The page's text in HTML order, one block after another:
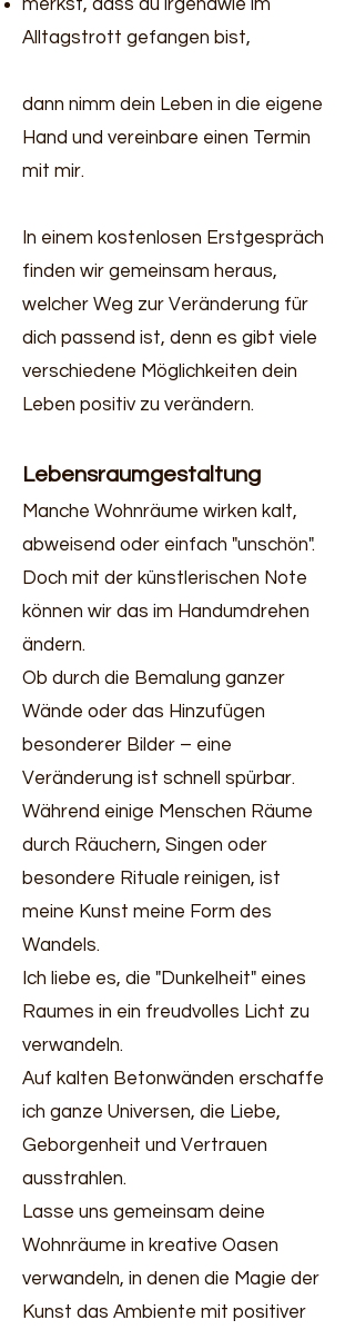
merkst, dass du irgendwie im
Alltagstrott gefangen bist,
dann nimm dein Leben in die eigene
Hand und vereinbare einen Termin
mit mir.
In einem kostenlosen Erstgespräch
finden wir gemeinsam heraus,
welcher Weg zur Veränderung für
dich passend ist, denn es gibt viele
verschiedene Möglichkeiten dein
Leben positiv zu verändern.
Lebensraumgestaltung
Manche Wohnräume wirken kalt,
abweisend oder einfach "unschön".
Doch mit der künstlerischen Note
können wir das im Handumdrehen
ändern.
Ob durch die Bemalung ganzer
Wände oder das Hinzufügen
besonderer Bilder – eine
Veränderung ist schnell spürbar.
Während einige Menschen Räume
durch Räuchern, Singen oder
besondere Rituale reinigen, ist
meine Kunst meine Form des
Wandels.
Ich liebe es, die "Dunkelheit" eines
Raumes in ein freudvolles Licht zu
verwandeln.
Auf kalten Betonwänden erschaffe
ich ganze Universen, die Liebe,
Geborgenheit und Vertrauen
ausstrahlen.
Lasse uns gemeinsam deine
Wohnräume in kreative Oasen
verwandeln, in denen die Magie der
Kunst das Ambiente mit positiver